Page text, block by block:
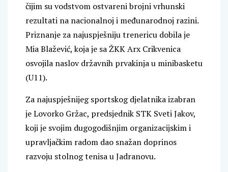
čijim su vodstvom ostvareni brojni vrhunski
rezultati na nacionalnoj i međunarodnoj razini.
Priznanje za najuspješniju trenericu dobila je
Mia Blažević, koja je sa ŽKK Arx Crikvenica
osvojila naslov državnih prvakinja u minibasketu
(U11).
Za najuspješnijeg sportskog djelatnika izabran
je Lovorko Gržac, predsjednik STK Sveti Jakov,
koji je svojim dugogodišnjim organizacijskim i
upravljačkim radom dao snažan doprinos
razvoju stolnog tenisa u Jadranovu.